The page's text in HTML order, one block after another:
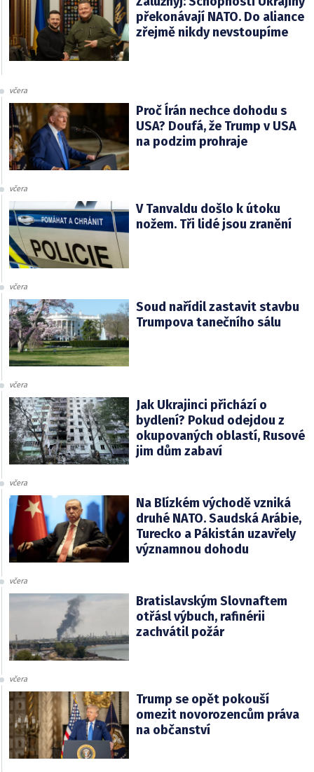
překonávají NATO. Do aliance
zřejmě nikdy nevstoupíme
včera
Proč Írán nechce dohodu s
USA? Doufá, že Trump v USA
na podzim prohraje
včera
V Tanvaldu došlo k útoku
nožem. Tři lidé jsou zranění
včera
Soud nařídil zastavit stavbu
Trumpova tanečního sálu
včera
Jak Ukrajinci přichází o
bydlení? Pokud odejdou z
okupovaných oblastí, Rusové
jim dům zabaví
včera
Na Blízkém východě vzniká
druhé NATO. Saudská Arábie,
Turecko a Pákistán uzavřely
významnou dohodu
včera
Bratislavským Slovnaftem
otřásl výbuch, rafinérii
zachvátil požár
včera
Trump se opět pokouší
omezit novorozencům práva
na občanství